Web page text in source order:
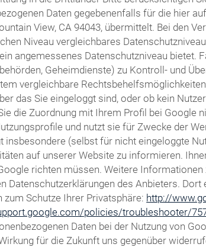
Daten gegebenenfalls für die hier
View, CA 94043, übermittelt. Bei den
Niveau vergleichbares
angemessenes Datenschutzniveau bietet.
Geheimdienste) zu Kontroll- und
vergleichbare
das Sie eingeloggt sind, oder ob kein
die Zuordnung mit Ihrem Profil bei
und nutzt sie für Zwecke der
(selbst für nicht eingeloggte
auf unserer Website zu informieren.
richten müssen. Weitere
Datenschutzerklärungen des Anbieters.
Schutze Ihrer Privatsphäre: http://
policies/troubleshooter/
Daten bei der Nutzung von
für die Zukunft uns gegenüber